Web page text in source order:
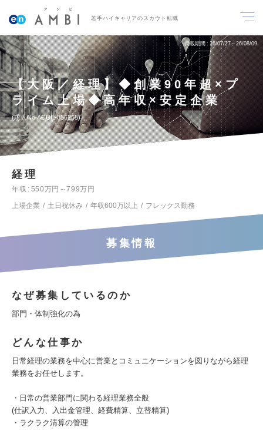
若手ハイキャリアのスカウト転職
掲載期間 26/07/27～26/08/09
【大阪／経理】◆創業90年超×プ
ライム上場◆高年収×安定企業
求人No.ACDE-856255
経理
年収
550万円～799万円
上場企業
土日祝休み 年収600万以上 フレックス勤務
募集情報
なぜ募集しているのか
部門・体制強化の為
どんな仕事か
日常経理の業務を中心に営業とコミュニケーションを図りながら経理
業務をお任せします。
・日常の営業部門に関わる経理業務全般
(仕訳入力、入出金管理、経費精算、立替精算)
・ラクラク清算の管理